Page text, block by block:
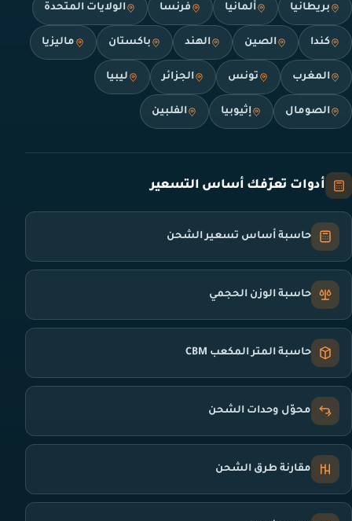
بريطانيا ألمانيا فرنسا الولايات المتحدة
كندا الصين الهند باكستان ماليزيا
المغرب تونس الجزائر ليبيا
الصومال إثيوبيا الفلبين
أدوات تعرّفك أساس التسعير
حاسبة أساس تسعير الشحن
حاسبة الوزن الحجمي
حاسبة المتر المكعب CBM
محوّل وحدات الشحن
مقارنة طرق الشحن